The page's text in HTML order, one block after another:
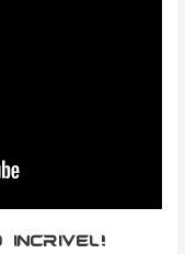
incrivel!